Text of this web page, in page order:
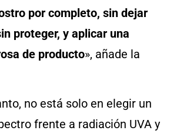
por completo, sin dejar
proteger, y aplicar una
de producto», añade la
no está solo en elegir un
frente a radiación UVA y